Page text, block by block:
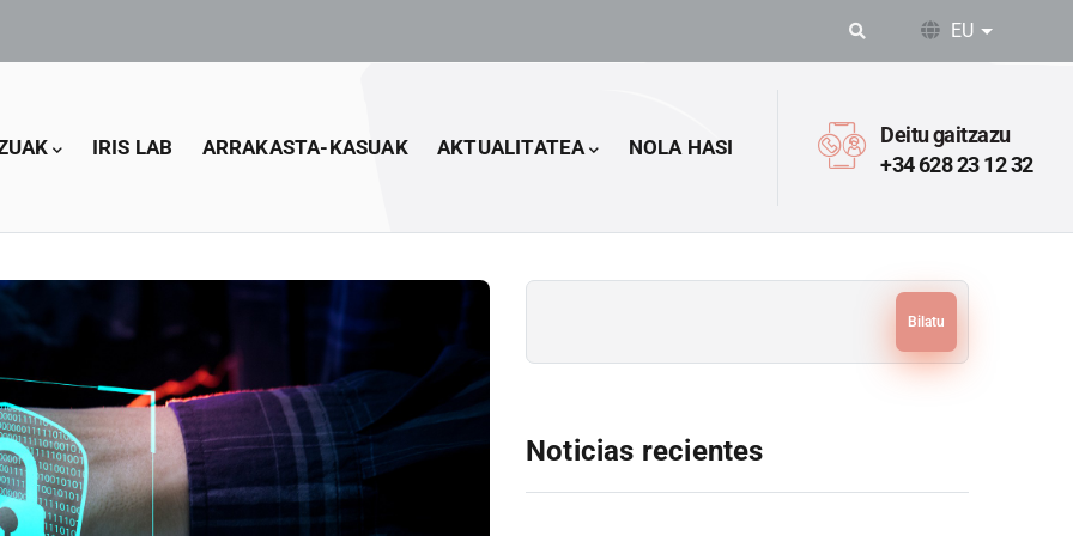
EU Ekintza
IRIS LAB ARRAKASTA-KASUAK AKTUALITATEA NOLA HASI
Deitu gaitzazu
+34 628 23 12 32
Noticias recientes